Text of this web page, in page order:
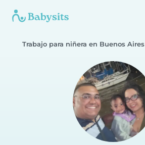
Trabajo para niñera en Buenos Aires